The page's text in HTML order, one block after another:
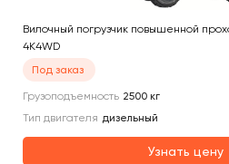
Вилочный погрузчик повышенной
4K4WD
Под заказ
Грузоподъемность 2500 кг
Тип двигателя дизельный
Узнать цену